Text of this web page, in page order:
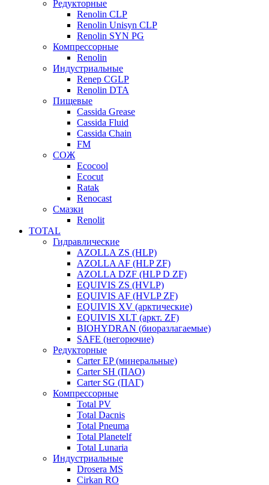
Редукторные
Renolin CLP
Renolin Unisyn CLP
Renolin SYN PG
Компрессорные
Renolin
Индустриальные
Renep CGLP
Renolin DTA
Пищевые
Cassida Grease
Cassida Fluid
Cassida Chain
FM
СОЖ
Ecocool
Ecocut
Ratak
Renocast
Смазки
Renolit
TOTAL
Гидравлические
AZOLLA ZS (HLP)
AZOLLA AF (HLP ZF)
AZOLLA DZF (HLP D ZF)
EQUIVIS ZS (HVLP)
EQUIVIS AF (HVLP ZF)
EQUIVIS XV (арктические)
EQUIVIS XLT (аркт. ZF)
BIOHYDRAN (биоразлагаемые)
SAFE (негорючие)
Редукторные
Carter EP (минеральные)
Carter SH (ПАО)
Carter SG (ПАГ)
Компрессорные
Total PV
Total Dacnis
Total Pneuma
Total Planetelf
Total Lunaria
Индустриальные
Drosera MS
Cirkan RO